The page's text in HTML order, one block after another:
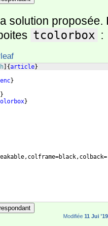
solution
tcolorbox :
{article}
}
}
}
Modifiée 11 Jui